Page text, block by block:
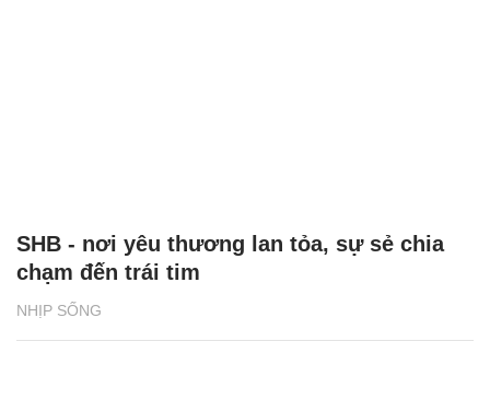
NHỊP SỐNG
SHB - nơi yêu thương lan tỏa, sự sẻ chia
chạm đến trái tim